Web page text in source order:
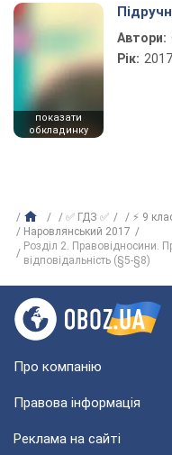
показати
обкладинку
Автори:
Рік: 2017
✅ ГДЗ ✅ ⚡ 9
Наровлянський 2017
Розділ 2. Правовідносини.
відповідальність (§5-§8)
Про компанію
Правова інформація
Реклама на сайті